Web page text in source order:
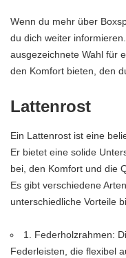
Wenn du mehr über
du dich weiter
ausgezeichnete Wahl für
den Komfort bieten, den
Lattenrost
Ein Lattenrost ist eine
Er bietet eine solide
bei, den Komfort und die
Es gibt verschiedene
unterschiedliche Vorteile
1. Federholzrahmen:
Federleisten, die flexibel